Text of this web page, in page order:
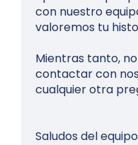
con nuestro
valoremos tu
Mientras tanto,
contactar con
cualquier otra
Saludos del